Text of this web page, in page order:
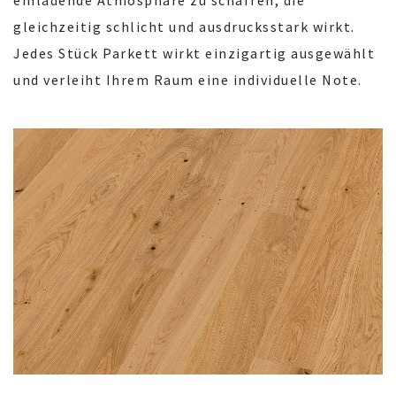
gleichzeitig schlicht und ausdrucksstark wirkt.
Jedes Stück Parkett wirkt einzigartig ausgewählt
und verleiht Ihrem Raum eine individuelle Note.